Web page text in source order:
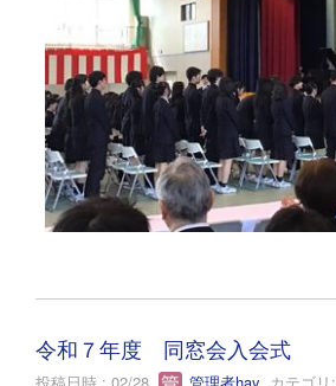
令和７年度 同窓会入会式